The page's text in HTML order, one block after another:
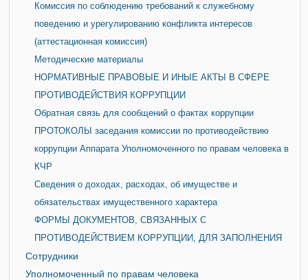
Комиссия по соблюдению требований к служебному
поведению и урегулированию конфликта интересов
(аттестационная комиссия)
Методические материалы
НОРМАТИВНЫЕ ПРАВОВЫЕ И ИНЫЕ АКТЫ В СФЕРЕ
ПРОТИВОДЕЙСТВИЯ КОРРУПЦИИ
Обратная связь для сообщений о фактах коррупции
ПРОТОКОЛЫ заседания комиссии по противодействию
коррупции Аппарата Уполномоченного по правам человека в
КЧР
Сведения о доходах, расходах, об имуществе и
обязательствах имущественного характера
ФОРМЫ ДОКУМЕНТОВ, СВЯЗАННЫХ С
ПРОТИВОДЕЙСТВИЕМ КОРРУПЦИИ, ДЛЯ ЗАПОЛНЕНИЯ
Сотрудники
Уполномоченный по правам человека